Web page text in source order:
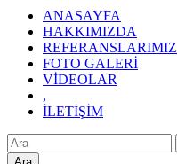
ANASAYFA
HAKKIMIZDA
REFERANSLARIMIZ
FOTO GALERİ
VİDEOLAR
,
İLETİŞİM